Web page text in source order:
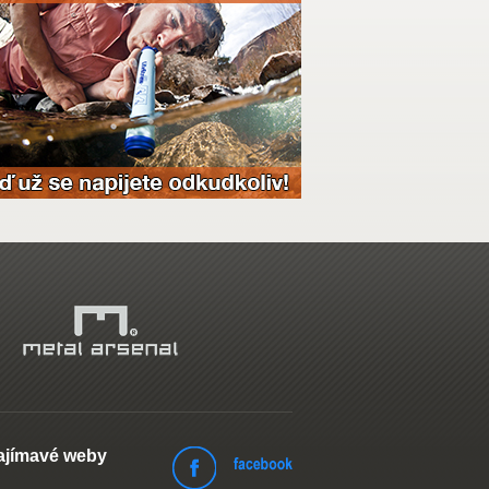
weby